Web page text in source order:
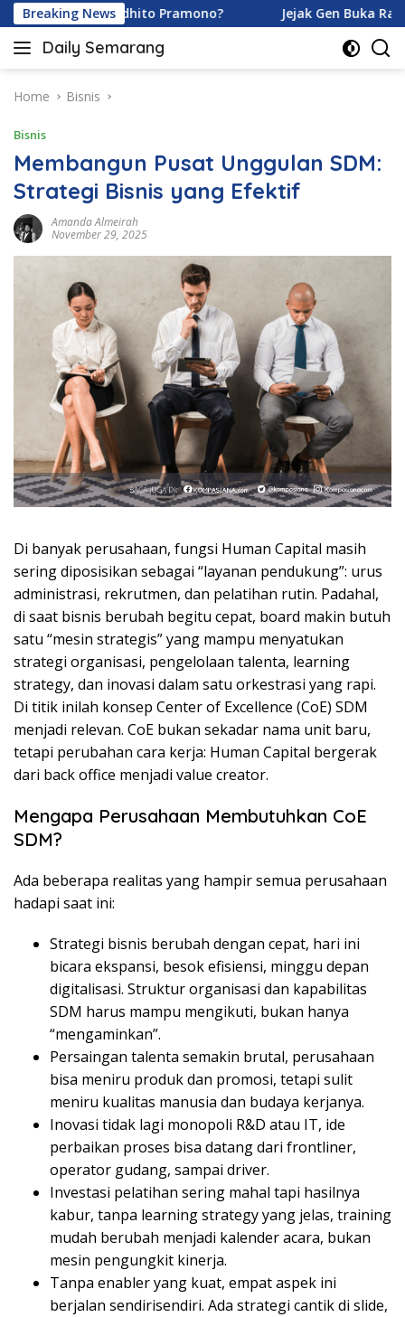
Skip
to
content
Breaking News
dan Ardhito Pramono? Jejak Gen Buka Rahasia
Daily Semarang
"Semarang
Ini:
Terkini
untuk
Anda"
Home Bisnis
Bisnis
Membangun Pusat Unggulan SDM:
Strategi Bisnis yang Efektif
Amanda Almeirah
November 29, 2025
Di banyak perusahaan, fungsi Human Capital masih
sering diposisikan sebagai “layanan pendukung”: urus
administrasi, rekrutmen, dan pelatihan rutin. Padahal,
di saat bisnis berubah begitu cepat, board makin butuh
satu “mesin strategis” yang mampu menyatukan
strategi organisasi, pengelolaan talenta, learning
strategy, dan inovasi dalam satu orkestrasi yang rapi.
Di titik inilah konsep Center of Excellence (CoE) SDM
menjadi relevan. CoE bukan sekadar nama unit baru,
tetapi perubahan cara kerja: Human Capital bergerak
dari back office menjadi value creator.
Mengapa Perusahaan Membutuhkan CoE
SDM?
Ada beberapa realitas yang hampir semua perusahaan
hadapi saat ini:
Strategi bisnis berubah dengan cepat, hari ini
bicara ekspansi, besok efisiensi, minggu depan
digitalisasi. Struktur organisasi dan kapabilitas
SDM harus mampu mengikuti, bukan hanya
“mengaminkan”.
Persaingan talenta semakin brutal, perusahaan
bisa meniru produk dan promosi, tetapi sulit
meniru kualitas manusia dan budaya kerjanya.
Inovasi tidak lagi monopoli R&D atau IT, ide
perbaikan proses bisa datang dari frontliner,
operator gudang, sampai driver.
Investasi pelatihan sering mahal tapi hasilnya
kabur, tanpa learning strategy yang jelas, training
mudah berubah menjadi kalender acara, bukan
mesin pengungkit kinerja.
Tanpa enabler yang kuat, empat aspek ini
berjalan sendirisendiri. Ada strategi cantik di slide,